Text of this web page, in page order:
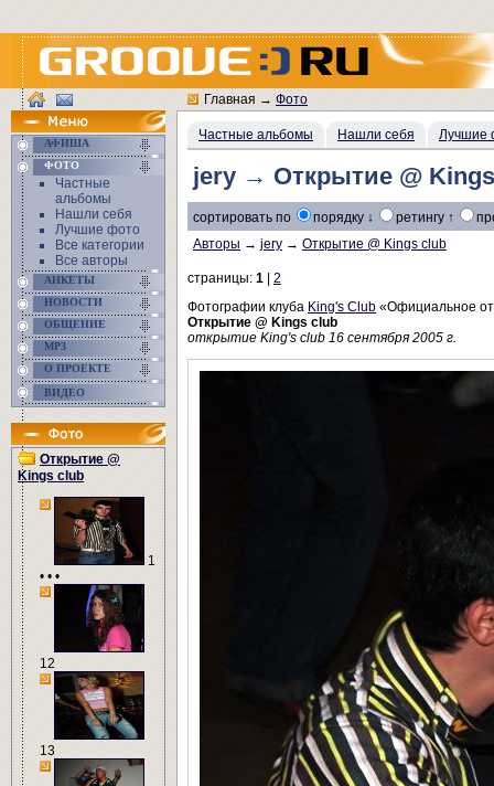
АФИША
ФОТО
Частные
альбомы
Нашли себя
Лучшие фото
Все категории
Все авторы
АНКЕТЫ
НОВОСТИ
ОБЩЕНИЕ
MP3
О ПРОЕКТЕ
ВИДЕО
Открытие @
Kings club
1
• • •
12
13
Главная→Фото
Частные альбомы Нашли себя Лучшие
jery → Открытие @
сортировать по порядку ↓ ретингу ↑
Авторы → jery → Открытие @ Kings club
страницы: 1
2
Фотографии клуба King's Club «Официальное
Открытие @ Kings club
открытие King's club 16 сентября 2005 г.